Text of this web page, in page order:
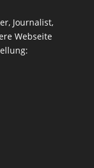
Journalist,
Webseite